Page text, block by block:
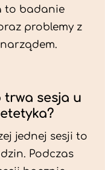
to badanie
problemy z
trwa sesja u
jednej sesji to
Podczas